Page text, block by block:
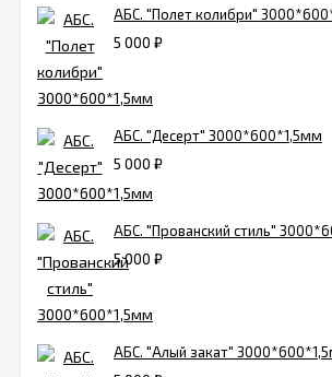
АБС. "Полет колибри"
5 000 ₽
АБС. "Десерт" 3000*600*1,5мм
5 000 ₽
АБС. "Прованский стиль"
5 000 ₽
АБС. "Алый закат"